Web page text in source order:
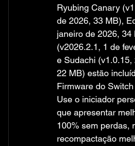
Ryubing Canary
de 2026, 33 MB),
janeiro de 2026,
(v2026.2.1, 1 de
e Sudachi
22 MB) estão
Firmware do
Use o iniciador
que apresentar
100% sem perdas,
recompactação